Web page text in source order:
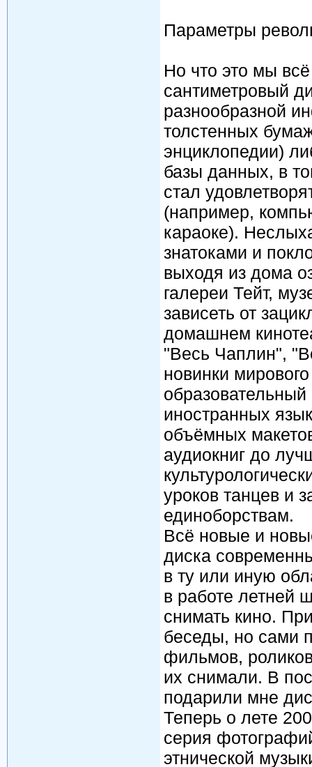
Параметры
Но что это мы
сантиметровый
разнообразной
толстенных
энциклопедии)
базы данных, в
стал
(например,
караоке).
знатоками и
выходя из дома
галереи Тейт,
зависеть от
домашнем
"Весь Чаплин",
новинки
иностранных
объёмных
аудиокниг до
уроков танцев и
единоборствам.
Всё новые и
диска
в ту или иную
в работе летней
снимать кино.
беседы, но сами
фильмов,
их снимали. В
подарили мне
Теперь о лете
серия
этнической